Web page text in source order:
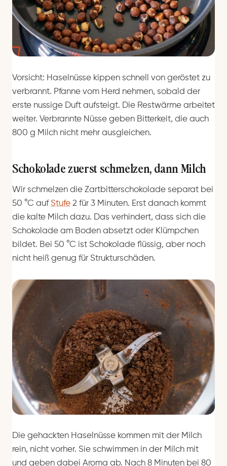
Vorsicht: Haselnüsse kippen schnell von geröstet zu
verbrannt. Pfanne vom Herd nehmen, sobald der
erste nussige Duft aufsteigt. Die Restwärme arbeitet
weiter. Verbrannte Nüsse geben Bitterkeit, die auch
800 g Milch nicht mehr ausgleichen.
Schokolade zuerst schmelzen, dann Milch
Wir schmelzen die Zartbitterschokolade separat bei
50 °C aufStufe 2 für 3 Minuten. Erst danach kommt
die kalte Milch dazu. Das verhindert, dass sich die
Schokolade am Boden absetzt oder Klümpchen
bildet. Bei 50 °C ist Schokolade flüssig, aber noch
nicht heiß genug für Strukturschäden.
Die gehackten Haselnüsse kommen mit der Milch
rein, nicht vorher. Sie schwimmen in der Milch mit
und geben dabei Aroma ab. Nach 8 Minuten bei 80